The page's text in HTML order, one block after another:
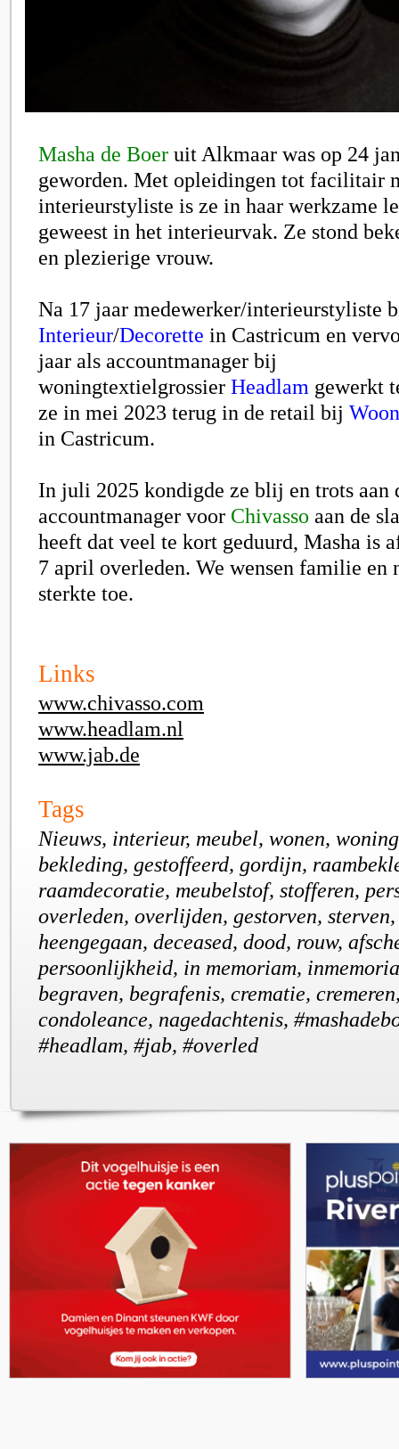
Masha de Boer uit Alkmaar was op 24
geworden. Met opleidingen tot facilitair
interieurstyliste is ze in haar werkzame
geweest in het interieurvak. Ze stond
en plezierige vrouw.
Na 17 jaar medewerker/interieurstyliste
Interieur/Decorette in Castricum en
jaar als accountmanager bij
woningtextielgrossier Headlam gewerkt
ze in mei 2023 terug in de retail bij
in Castricum.
In juli 2025 kondigde ze blij en trots
accountmanager voor Chivasso aan de
heeft dat veel te kort geduurd, Masha is
7 april overleden. We wensen familie en
sterkte toe.
Links
www.chivasso.com
www.headlam.nl
www.jab.de
Tags
Nieuws, interieur, meubel, wonen,
bekleding, gestoffeerd, gordijn,
raamdecoratie, meubelstof, stofferen,
overleden, overlijden, gestorven,
heengegaan, deceased, dood, rouw,
persoonlijkheid, in memoriam,
begraven, begrafenis, crematie,
condoleance, nagedachtenis,
#headlam, #jab, #overled